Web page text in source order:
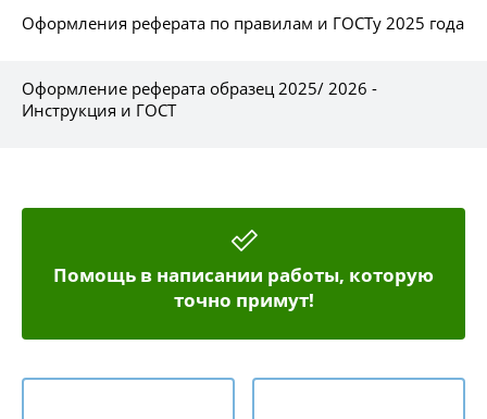
Оформления реферата по правилам и ГОСТу 2025 года
Оформление реферата образец 2025/ 2026 -
Инструкция и ГОСТ
Помощь в написании работы, которую
точно примут!